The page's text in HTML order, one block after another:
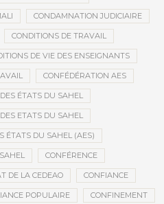
CONDAMNATION JUDICIAIRE
CONDITIONS DE TRAVAIL
DE VIE DES ENSEIGNANTS
CONFÉDÉRATION AES
ÉTATS DU SAHEL
ETATS DU SAHEL
ÉTATS DU SAHEL (AES)
CONFÉRENCE
DE LA CEDEAO CONFIANCE
POPULAIRE CONFINEMENT